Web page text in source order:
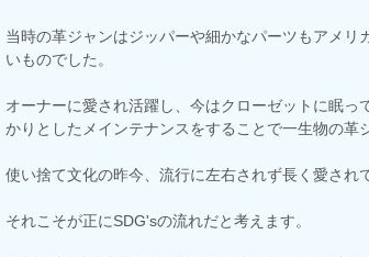
当時の革ジャンはジッパーや細かなパーツもアメ
いものでした。
オーナーに愛され活躍し、今はクローゼットに眠
かりとしたメインテナンスをすることで一生物の革
使い捨て文化の昨今、流行に左右されず長く愛され
それこそが正にSDG'sの流れだと考えます。